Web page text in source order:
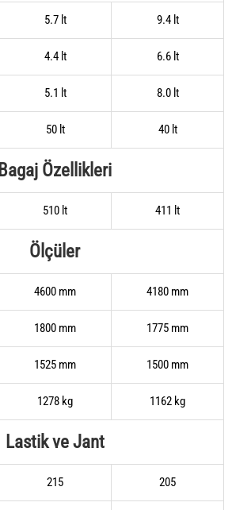
5.7 lt 9.4 lt
4.4 lt 6.6 lt
5.1 lt 8.0 lt
50 lt 40 lt
Bagaj Özellikleri
510 lt 411 lt
Ölçüler
4600 mm 4180 mm
1800 mm 1775 mm
1525 mm 1500 mm
1278 kg 1162 kg
Lastik ve Jant
215 205